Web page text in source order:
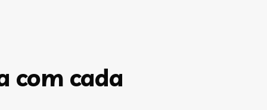
com cada